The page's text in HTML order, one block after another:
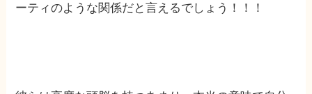
ーティのような関係だと言えるでしょう！！！